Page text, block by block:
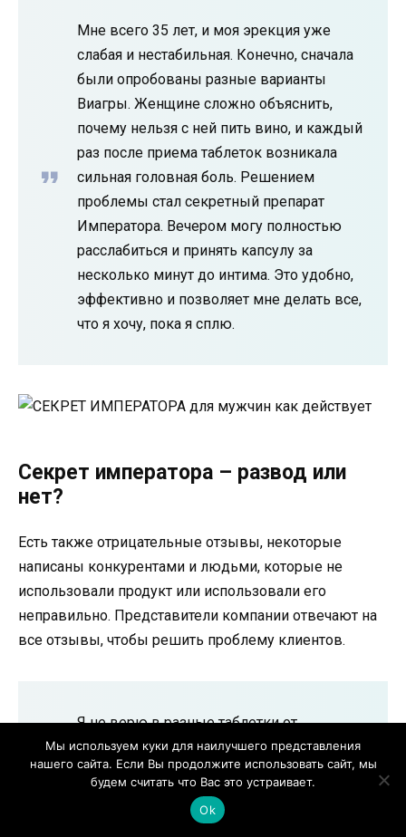
Мне всего 35 лет, и моя эрекция уже
слабая и нестабильная. Конечно, сначала
были опробованы разные варианты
Виагры. Женщине сложно объяснить,
почему нельзя с ней пить вино, и каждый
раз после приема таблеток возникала
сильная головная боль. Решением
проблемы стал секретный препарат
Императора. Вечером могу полностью
расслабиться и принять капсулу за
несколько минут до интима. Это удобно,
эффективно и позволяет мне делать все,
что я хочу, пока я сплю.
Секрет императора – развод или
нет?
Есть также отрицательные отзывы, некоторые
написаны конкурентами и людьми, которые не
использовали продукт или использовали его
неправильно. Представители компании отвечают на
все отзывы, чтобы решить проблему клиентов.
Я не верю в разные таблетки от
импотенции. Это синтетические вещества,
которые приводят к серьезным
проблемам с внутренними органами. Мое
сердце все еще сильно билось после
Мы используем куки для наилучшего представления
нашего сайта. Если Вы продолжите использовать сайт, мы
будем считать что Вас это устраивает.
Ok